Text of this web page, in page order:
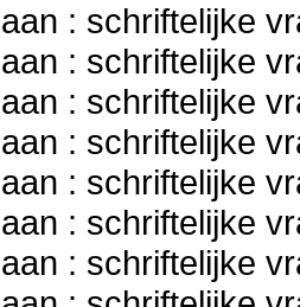
: schriftelijke
: schriftelijke
: schriftelijke
: schriftelijke
: schriftelijke
: schriftelijke
: schriftelijke